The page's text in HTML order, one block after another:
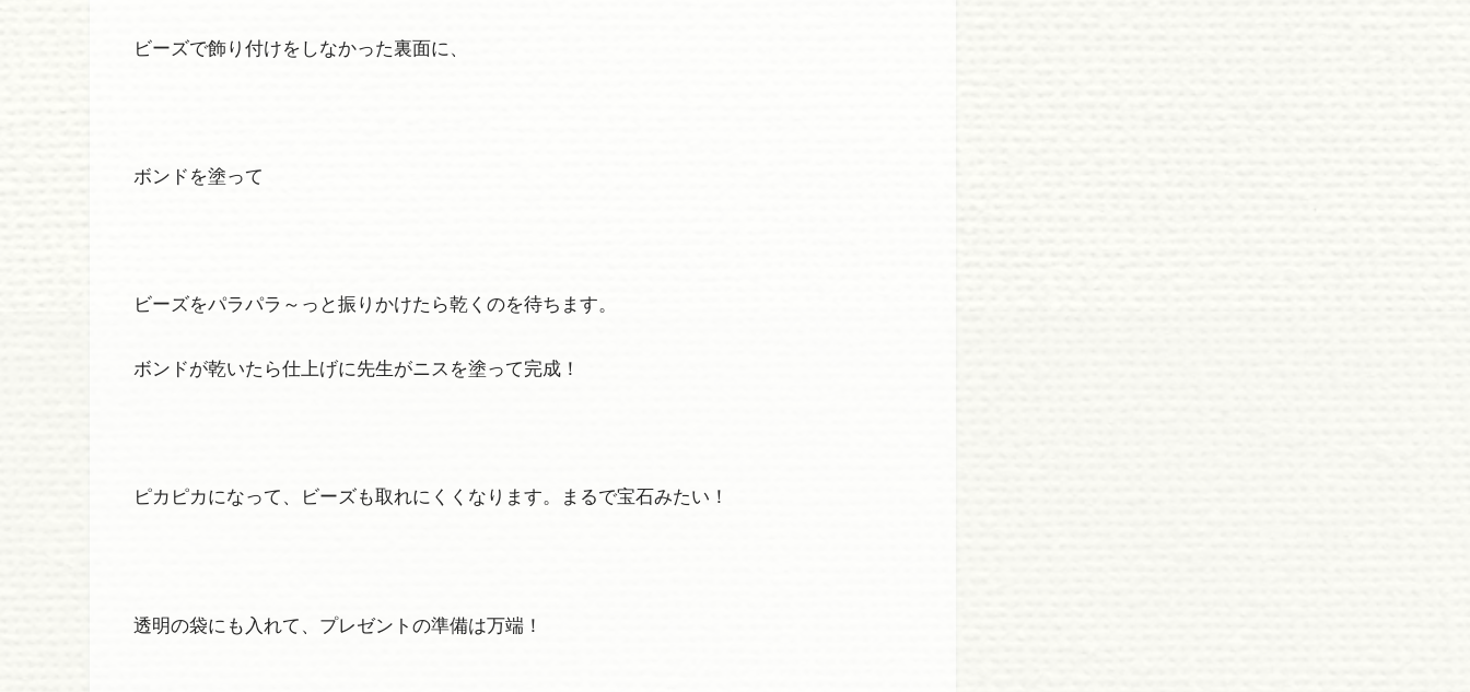
ビーズで飾り付けをしなかった裏面に、
ボンドを塗って
ビーズをパラパラ～っと振りかけたら乾くのを待ちます。
ボンドが乾いたら仕上げに先生がニスを塗って完成！
ピカピカになって、ビーズも取れにくくなります。まるで宝石みたい！
透明の袋にも入れて、プレゼントの準備は万端！